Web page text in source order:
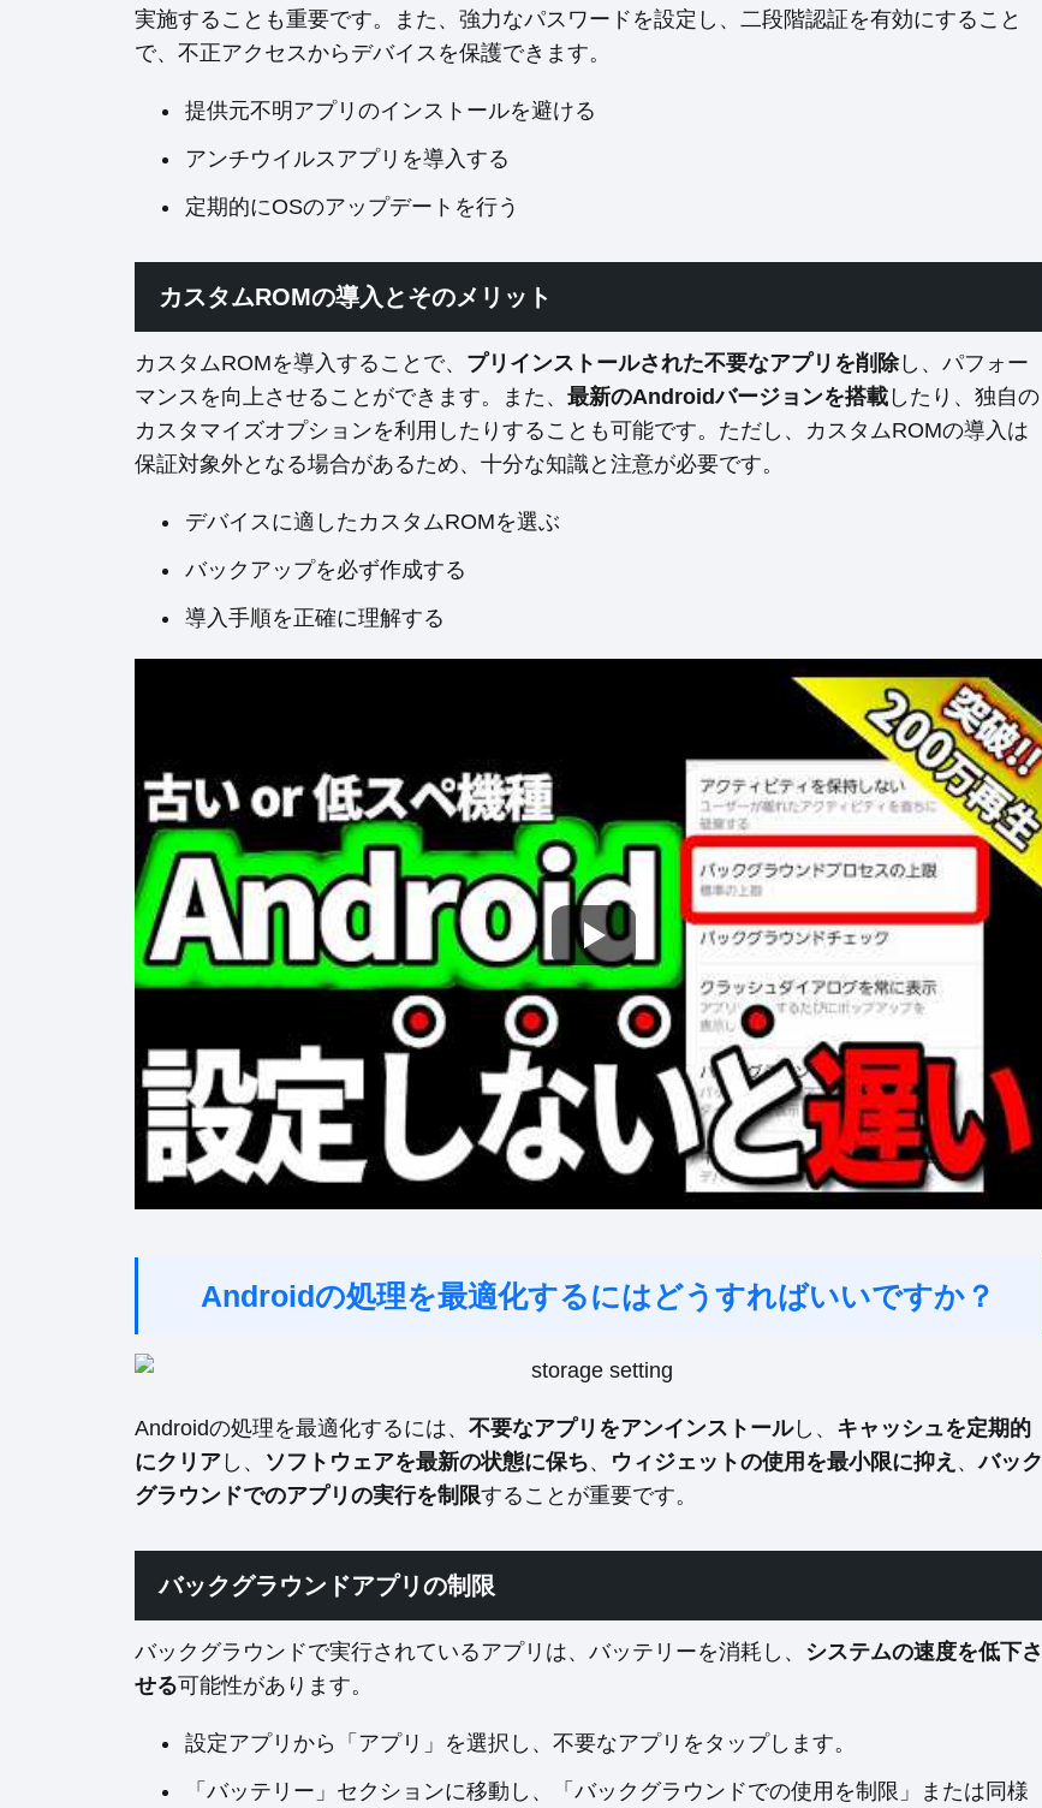
実施することも重要です。また、強力なパスワードを設定し、二段階認証を有効にすること
で、不正アクセスからデバイスを保護できます。
提供元不明アプリのインストールを避ける
アンチウイルスアプリを導入する
定期的にOSのアップデートを行う
カスタムROMの導入とそのメリット
カスタムROMを導入することで、 プリインストールされた不要なアプリを削除し、パフォー
マンスを向上させることができます。また、 最新のAndroidバージョンを搭載 したり、独自の
カスタマイズオプションを利用したりすることも可能です。ただし、カスタムROMの導入は
保証対象外となる場合があるため、十分な知識と注意が必要です。
デバイスに適したカスタムROMを選ぶ
バックアップを必ず作成する
導入手順を正確に理解する
Androidの処理を最適化するにはどうすればいいですか？
Androidの処理を最適化するには、 不要なアプリをアンインストールし、 キャッシュを定期的
にクリア し、 ソフトウェアを最新の状態に保ち、 ウィジェットの使用を最小限に抑え 、バック
グラウンドでのアプリの実行を制限することが重要です。
バックグラウンドアプリの制限
バックグラウンドで実行されているアプリは、バッテリーを消耗し、 システムの速度を低下さ
せる可能性があります。
設定アプリから「アプリ」を選択し、不要なアプリをタップします。
「バッテリー」セクションに移動し、「バックグラウンドでの使用を制限」または同様